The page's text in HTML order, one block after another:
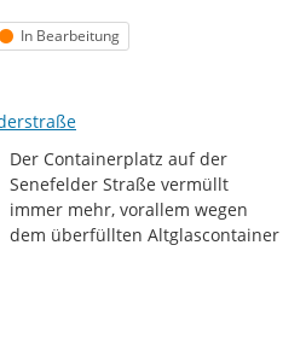
Status
In Bearbeitung
Der Containerplatz auf der
Senefelder Straße vermüllt
immer mehr, vorallem wegen
dem überfüllten Altglascontainer